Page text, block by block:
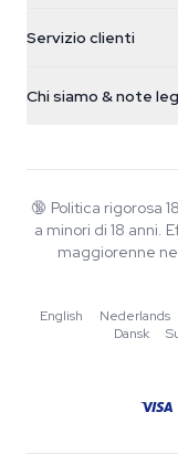
Nederland
+31(0)204897914
Smokeshop
Servizio clienti
FAQ
Informativa sulla
Chi siamo & note
Wiki
Blog
Musica
Linee guida editoriali
Strumenti e
🔞 Politica rigorosa
a minori di 18 anni.
maggiorenne
English
·Nederlands
Dansk
·